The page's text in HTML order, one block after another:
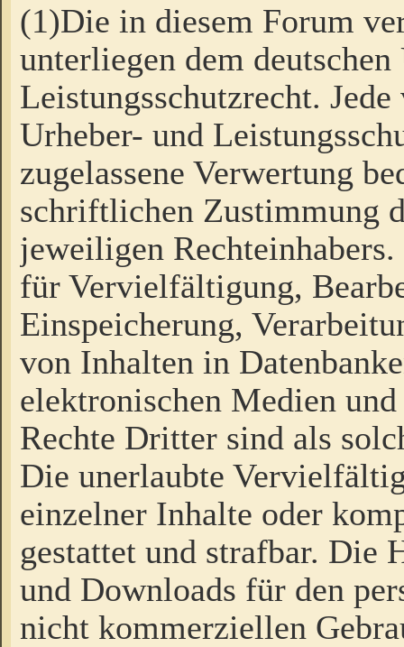
(1)Die in diesem Forum
unterliegen dem
Leistungsschutzrecht.
Urheber- und
zugelassene Verwertung
schriftlichen Zustimmung
jeweiligen
für Vervielfältigung,
Einspeicherung,
von Inhalten in
elektronischen Medien
Rechte Dritter sind als
Die unerlaubte
einzelner Inhalte oder
gestattet und strafbar. Die
und Downloads für den
nicht kommerziellen